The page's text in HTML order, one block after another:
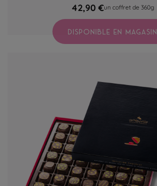
42,90 €un coffret de 360g
DISPONIBLE EN MAGASIN